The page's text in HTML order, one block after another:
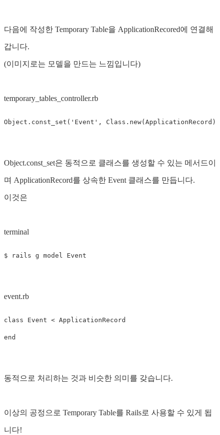
다음에 작성한 Temporary Table을 ApplicationRecored에 연결해
갑니다.
(이미지로는 모델을 만드는 느낌입니다)
temporary_tables_controller.rb
Object . const_set ( 'Event' , Class . new( ApplicationRecord ))
Object.const_set은 동적으로 클래스를 생성할 수 있는 메서드이
며 ApplicationRecord를 상속한 Event 클래스를 만듭니다.
이것은
terminal
$
event.rb
class Event < ApplicationRecord
end
동적으로 처리하는 것과 비슷한 의미를 갖습니다.
이상의 공정으로 Temporary Table를 Rails로 사용할 수 있게 됩
니다!